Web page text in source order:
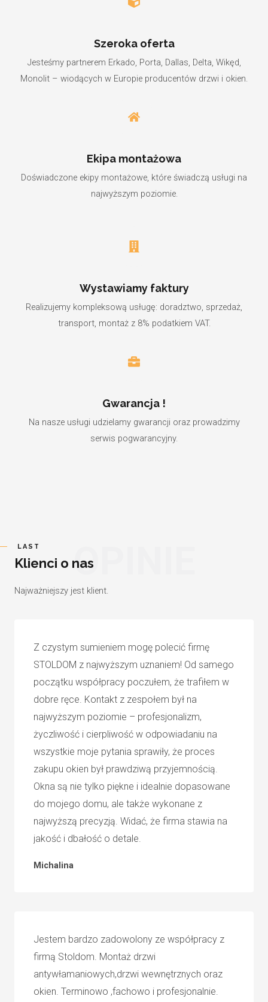
Szeroka oferta
Jesteśmy partnerem Erkado, Porta, Dallas, Delta, Wikęd,
Monolit – wiodących w Europie producentów drzwi i okien.
Ekipa montażowa
Doświadczone ekipy montażowe, które świadczą usługi na
najwyższym poziomie.
Wystawiamy faktury
Realizujemy kompleksową usługę: doradztwo, sprzedaż,
transport, montaż z 8% podatkiem VAT.
Gwarancja !
Na nasze usługi udzielamy gwarancji oraz prowadzimy
serwis pogwarancyjny.
OPINIE
LAST
Klienci o nas
Najważniejszy jest klient.
Z czystym sumieniem mogę polecić firmę
STOLDOM z najwyższym uznaniem! Od samego
początku współpracy poczułem, że trafiłem w
dobre ręce. Kontakt z zespołem był na
najwyższym poziomie – profesjonalizm,
życzliwość i cierpliwość w odpowiadaniu na
wszystkie moje pytania sprawiły, że proces
zakupu okien był prawdziwą przyjemnością.
Okna są nie tylko piękne i idealnie dopasowane
do mojego domu, ale także wykonane z
najwyższą precyzją. Widać, że firma stawia na
jakość i dbałość o detale.
Michalina
Jestem bardzo zadowolony ze współpracy z
firmą Stoldom. Montaż drzwi
antywłamaniowych,drzwi wewnętrznych oraz
okien. Terminowo ,fachowo i profesjonalnie.